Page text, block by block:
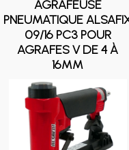
AGRAFEUSE
PNEUMATIQUE
09/16 PC3 POUR
AGRAFES V DE 4 À
16MM